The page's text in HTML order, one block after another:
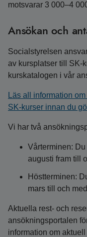
motsvarar 3 000–4
Ansökan och
Socialstyrelsen
av kursplatser till SK-
kurskatalogen i vår
Läs all information
SK‑kurser innan du
Vi har två
Vårterminen:
augusti fram till
Höstterminen:
mars till och
Aktuella rest- och
ansökningsportalen
information om